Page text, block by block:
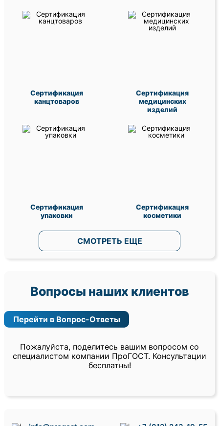
Сертификация
канцтоваров
Сертификация
медицинских
изделий
Сертификация
упаковки
Сертификация
косметики
СМОТРЕТЬ ЕЩЕ
Вопросы наших клиентов
Перейти в Вопрос-Ответы
Пожалуйста, поделитесь вашим вопросом со
специалистом компании ПроГОСТ. Консультации
бесплатны!